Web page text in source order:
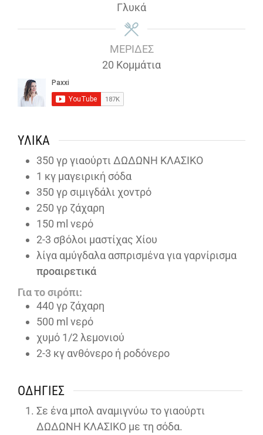
Γλυκά
ΜΕΡΊΔΕΣ
20 Κομμάτια
ΥΛΙΚΆ
350 γρ γιαούρτι ΔΩΔΩΝΗ ΚΛΑΣΙΚΟ
1 κγ μαγειρική σόδα
350 γρ σιμιγδάλι χοντρό
250 γρ ζάχαρη
150 ml νερό
2-3 σβόλοι μαστίχας Χίου
λίγα αμύγδαλα ασπρισμένα για γαρνίρισμα
προαιρετικά
Για το σιρόπι:
440 γρ ζάχαρη
500 ml νερό
χυμό 1/2 λεμονιού
2-3 κγ ανθόνερο ή ροδόνερο
ΟΔΗΓΊΕΣ
Σε ένα μπολ αναμιγνύω το γιαούρτι
ΔΩΔΩΝΗ ΚΛΑΣΙΚΟ με τη σόδα.